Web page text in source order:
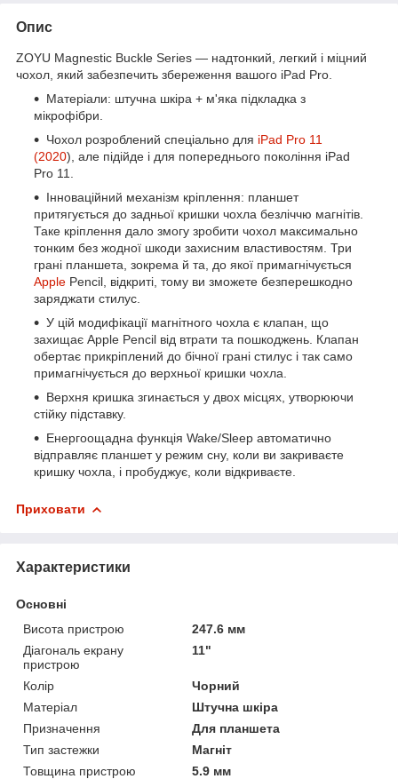
Опис
ZOYU Magnestic Buckle Series — надтонкий, легкий і міцний
чохол, який забезпечить збереження вашого iPad Pro.
Матеріали: штучна шкіра + м'яка підкладка з
мікрофібри.
Чохол розроблений спеціально для iPad Pro 11
(2020), але підійде і для попереднього покоління iPad
Pro 11.
Інноваційний механізм кріплення: планшет
притягується до задньої кришки чохла безліччю магнітів.
Таке кріплення дало змогу зробити чохол максимально
тонким без жодної шкоди захисним властивостям. Три
грані планшета, зокрема й та, до якої примагнічується
Apple Pencil, відкриті, тому ви зможете безперешкодно
заряджати стилус.
У цій модифікації магнітного чохла є клапан, що
захищає Apple Pencil від втрати та пошкоджень. Клапан
обертає прикріплений до бічної грані стилус і так само
примагнічується до верхньої кришки чохла.
Верхня кришка згинається у двох місцях, утворюючи
стійку підставку.
Енергоощадна функція Wake/Sleep автоматично
відправляє планшет у режим сну, коли ви закриваєте
кришку чохла, і пробуджує, коли відкриваєте.
Приховати
Характеристики
Основні
Висота пристрою
247.6 мм
Діагональ екрану
пристрою
11"
Колір
Чорний
Матеріал
Штучна шкіра
Призначення
Для планшета
Тип застежки
Магніт
Товщина пристрою
5.9 мм